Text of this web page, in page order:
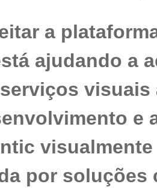
a
ajudando a
e
por soluções